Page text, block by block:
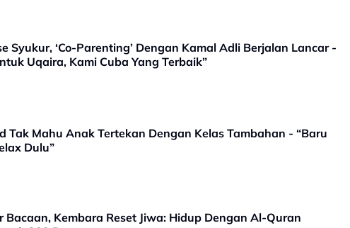
Syukur, ‘Co-Parenting’ Dengan Kamal Adli Berjalan Lancar -
Uqaira, Kami Cuba Yang Terbaik”
Tak Mahu Anak Tertekan Dengan Kelas Tambahan - “Baru
Dulu”
Bacaan, Kembara Reset Jiwa: Hidup Dengan Al-Quran